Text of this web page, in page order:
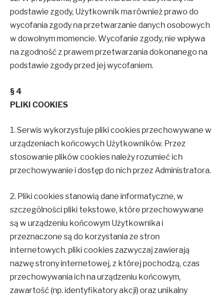
podstawie zgody, Użytkownik ma również prawo do
wycofania zgody na przetwarzanie danych osobowych
w dowolnym momencie. Wycofanie zgody, nie wpływa
na zgodność z prawem przetwarzania dokonanego na
podstawie zgody przed jej wycofaniem.
§ 4
PLIKI COOKIES
1. Serwis wykorzystuje pliki cookies przechowywane w
urządzeniach końcowych Użytkowników. Przez
stosowanie plików cookies należy rozumieć ich
przechowywanie i dostęp do nich przez Administratora.
2. Pliki cookies stanowią dane informatyczne, w
szczególności pliki tekstowe, które przechowywane
są w urządzeniu końcowym Użytkownika i
przeznaczone są do korzystania ze stron
internetowych. pliki cookies zazwyczaj zawierają
nazwę strony internetowej, z której pochodzą, czas
przechowywania ich na urządzeniu końcowym,
zawartość (np. identyfikatory akcji) oraz unikalny